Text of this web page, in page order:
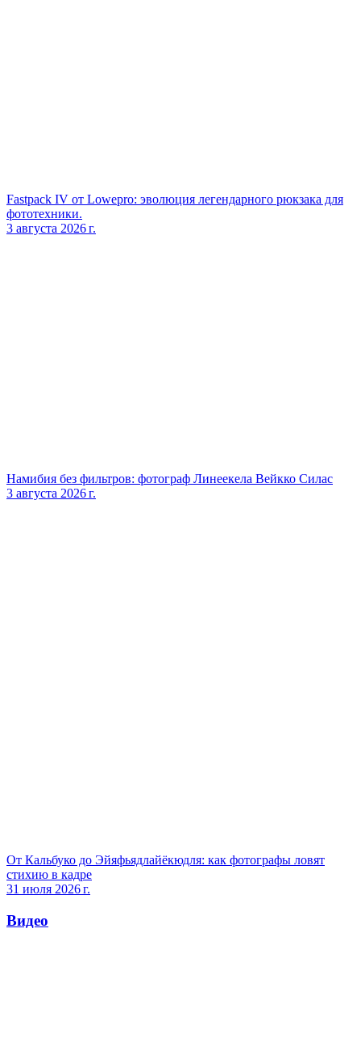
Fastpack IV от Lowepro: эволюция легендарного рюкзака для
фототехники.
3 августа 2026 г.
Намибия без фильтров: фотограф Линеекела Вейкко Силас
3 августа 2026 г.
От Кальбуко до Эйяфьядлайёкюдля: как фотографы ловят
стихию в кадре
31 июля 2026 г.
Видео